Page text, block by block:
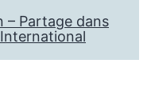
– Partage dans